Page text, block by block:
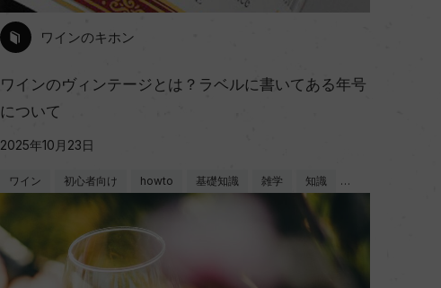
ワインのキホン
ワインのヴィンテージとは？ラベルに書いてある年号
について
2025年10月23日
ワイン 初心者向け howto 基礎知識 雑学 知識 …